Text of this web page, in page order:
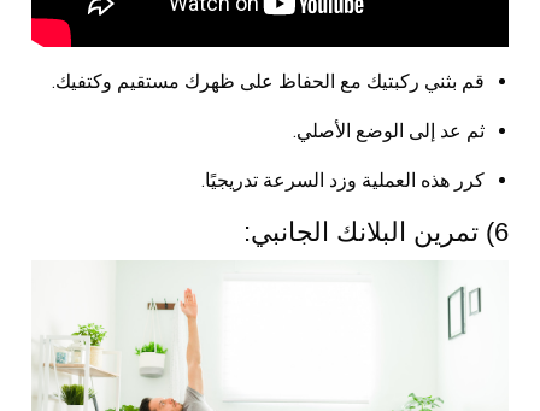
قم بثني ركبتيك مع الحفاظ على ظهرك مستقيم وكتفيك.
ثم عد إلى الوضع الأصلي.
كرر هذه العملية وزد السرعة تدريجيًا.
6) تمرين البلانك الجانبي: